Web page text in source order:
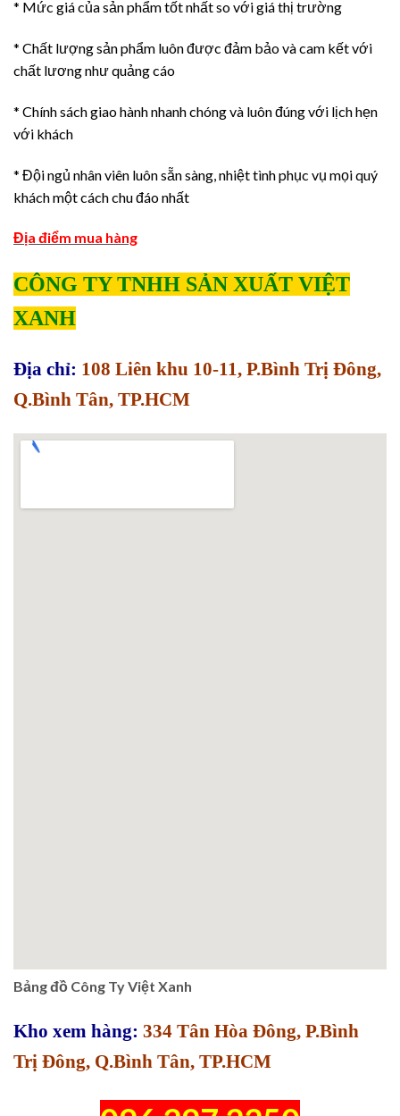
* Mức giá của sản phẩm tốt nhất so với giá thị trường
* Chất lượng sản phẩm luôn được đảm bảo và cam kết với
chất lương như quảng cáo
* Chính sách giao hành nhanh chóng và luôn đúng với lịch hẹn
với khách
* Đội ngủ nhân viên luôn sẵn sàng, nhiệt tình phục vụ mọi quý
khách một cách chu đáo nhất
Địa điểm mua hàng
CÔNG TY TNHH SẢN XUẤT VIỆT
XANH
Địa chỉ: 108 Liên khu 10-11, P.Bình Trị Đông,
Q.Bình Tân, TP.HCM
Bảng đồ Công Ty Việt Xanh
Kho xem hàng: 334 Tân Hòa Đông, P.Bình
Trị Đông, Q.Bình Tân, TP.HCM